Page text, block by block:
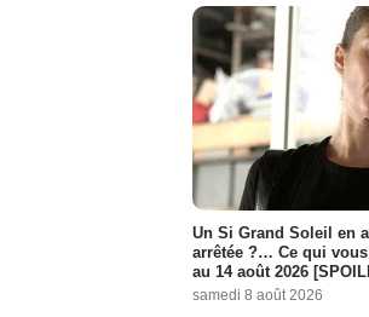
Un Si Grand Soleil en
arrêtée ?… Ce qui
au 14 août 2026
samedi 8 août 2026